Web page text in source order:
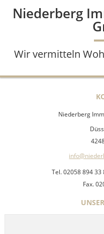
Niederberg
Wir vermitteln
Niederberg
Tel. 02058 894
Fax.